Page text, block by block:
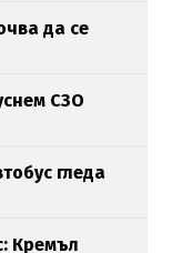
да се
СЗО
гледа
Кремъл